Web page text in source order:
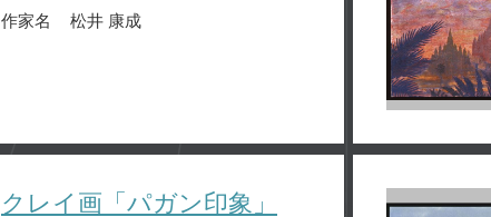
作家名 松井 康成
クレイ画「パガン印象」